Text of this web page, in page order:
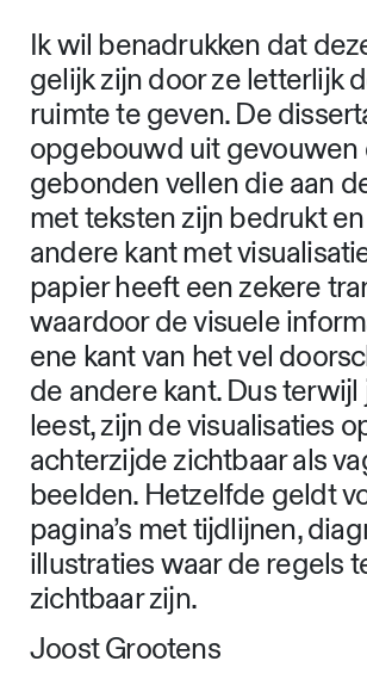
kan een volledige balans
en beeld nooit worden
iedere lezer een andere
heeft voor de ene soort
de andere. Bovendien
het tekstuele en visuele
afzonderlijke
gebaseerd op hetzelfde
Ik wil benadrukken dat
gelijk zijn door ze letterlijk
ruimte te geven. De
opgebouwd uit gevouwen
gebonden vellen die aan
met teksten zijn bedrukt
andere kant met
papier heeft een zekere
waardoor de visuele
ene kant van het vel